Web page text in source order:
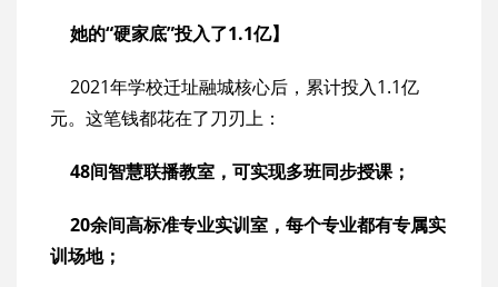
她的“硬家底”投入了1.1亿】
2021年学校迁址融城核心后，累计投入1.1亿
元。这笔钱都花在了刀刃上：
48间智慧联播教室，可实现多班同步授课；
20余间高标准专业实训室，每个专业都有专属实
训场地；